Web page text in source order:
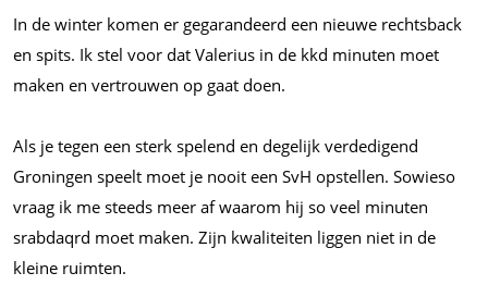
In de winter komen er gegarandeerd een nieuwe rechtsback
en spits. Ik stel voor dat Valerius in de kkd minuten moet
maken en vertrouwen op gaat doen.
Als je tegen een sterk spelend en degelijk verdedigend
Groningen speelt moet je nooit een SvH opstellen. Sowieso
vraag ik me steeds meer af waarom hij so veel minuten
srabdaqrd moet maken. Zijn kwaliteiten liggen niet in de
kleine ruimten.